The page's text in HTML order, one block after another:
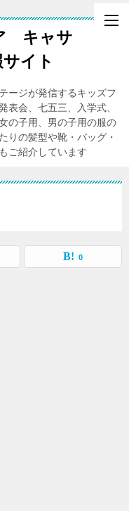
キャサ
イト
ージが発信するキッズフ
表会、七五三、入学式、
の子用、男の子用の服の
りの髪型や靴・バッグ・
ご紹介しています
0